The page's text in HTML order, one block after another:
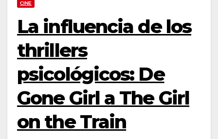
CINE
La influencia de los
thrillers
psicológicos: De
Gone Girl a The Girl
on the Train